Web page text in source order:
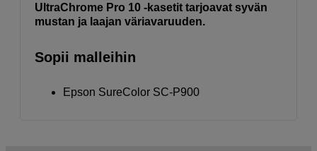
UltraChrome Pro 10 -kasetit tarjoavat syvän
mustan ja laajan väriavaruuden.
Sopii malleihin
Epson SureColor SC-P900